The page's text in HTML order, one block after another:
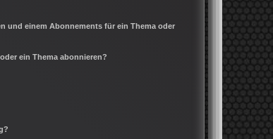
und einem Abonnements für ein Thema oder
ein Thema abonnieren?